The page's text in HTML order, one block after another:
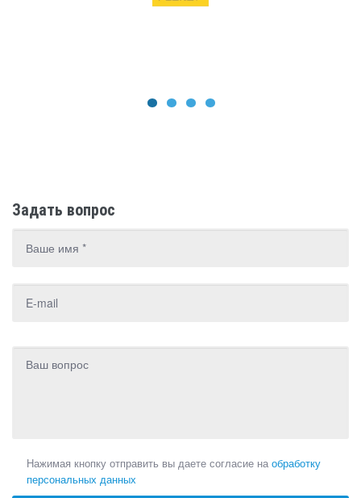
Задать вопрос
Нажимая кнопку отправить вы даете согласие на обработку
персональных данных